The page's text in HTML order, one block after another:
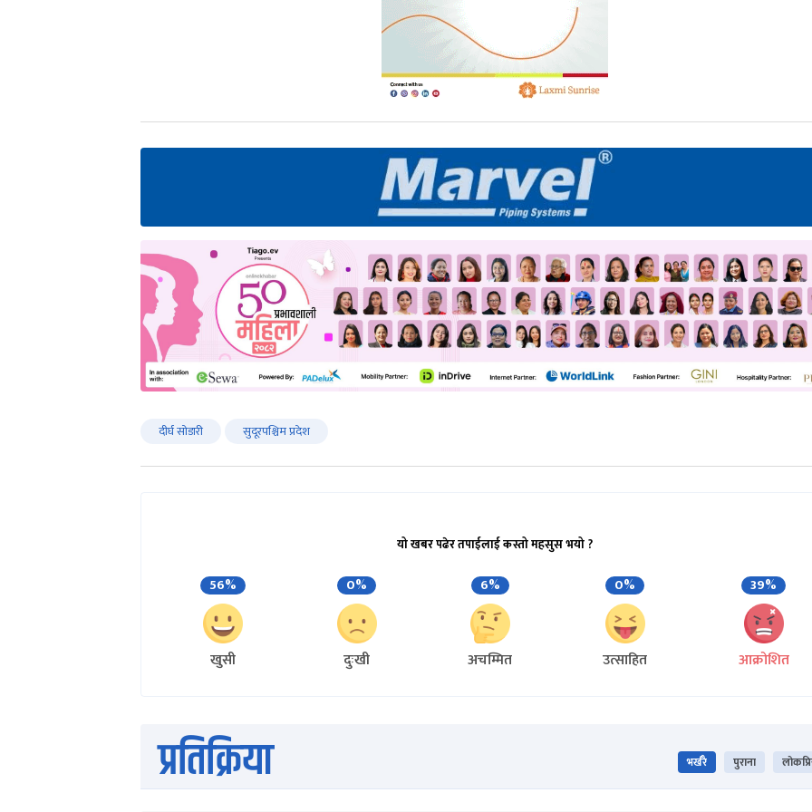
दीर्घ सोडारी सुदूरपश्चिम प्रदेश
यो खबर पढेर तपाईलाई कस्तो महसुस भयो ?
56%
खुसी
0%
दुःखी
6%
अचम्मित
0%
उत्साहित
39%
आक्रोशित
प्रतिक्रिया भर्खरै पुराना